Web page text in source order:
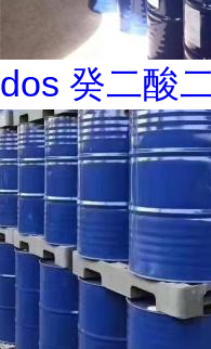
dos 癸二酸